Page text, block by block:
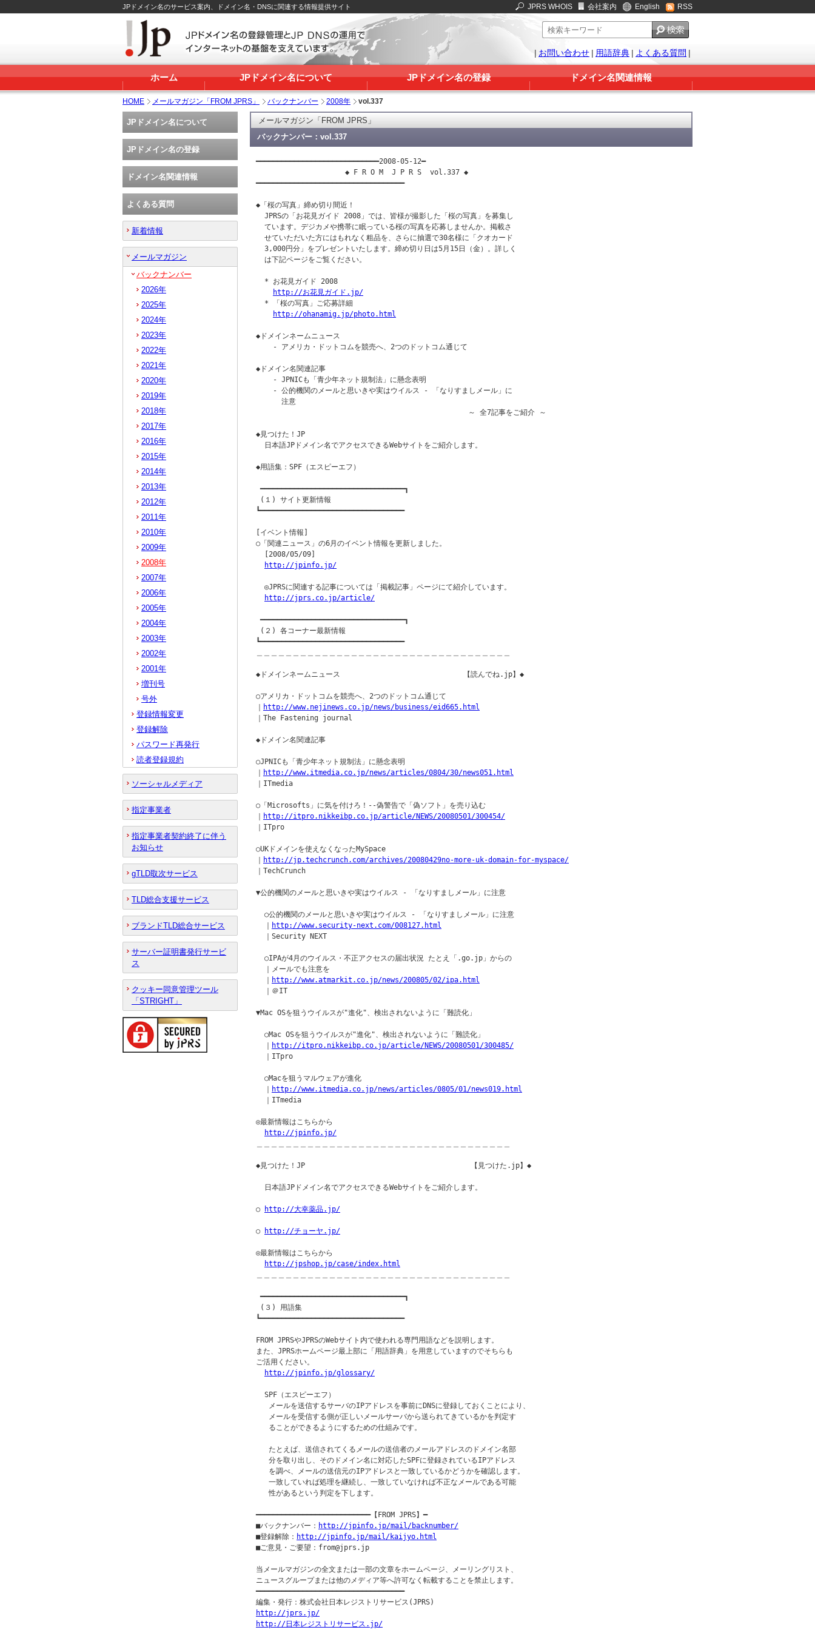
JPドメイン名のサービス案内、ドメイン名・DNSに関連する情報提供サイト JPRS WHOIS 会社案内 English RSS
| お問い合わせ | 用語辞典 | よくある質問 |
ホーム JPドメイン名について JPドメイン名の登録 ドメイン名関連情報
HOME メールマガジン「FROM JPRS」 バックナンバー 2008年 vol.337
メールマガジン「FROM JPRS」
バックナンバー：vol.337
━━━━━━━━━━━━━━━━━━━━━━━━━━━━━2008-05-12━
                     ◆ F R O M  J P R S  vol.337 ◆
━━━━━━━━━━━━━━━━━━━━━━━━━━━━━━━━━━━
◆「桜の写真」締め切り間近！
  JPRSの「お花見ガイド 2008」では、皆様が撮影した「桜の写真」を募集し
  ています。デジカメや携帯に眠っている桜の写真を応募しませんか。掲載さ
  せていただいた方にはもれなく粗品を、さらに抽選で30名様に「クオカード
  3,000円分」をプレゼントいたします。締め切り日は5月15日（金）。詳しく
  は下記ページをご覧ください。
  * お花見ガイド 2008
http://お花見ガイド.jp/
  * 「桜の写真」ご応募詳細
http://ohanamig.jp/photo.html
◆ドメインネームニュース
    - アメリカ・ドットコムを競売へ、2つのドットコム通じて
◆ドメイン名関連記事
    - JPNICも「青少年ネット規制法」に懸念表明
    - 公的機関のメールと思いきや実はウイルス - 「なりすましメール」に
      注意
                                                  ～ 全7記事をご紹介 ～
◆見つけた！JP
  日本語JPドメイン名でアクセスできるWebサイトをご紹介します。
◆用語集：SPF（エスピーエフ）
━━━━━━━━━━━━━━━━━━━━━━━━━━━━━━━━━━┓
(１) サイト更新情報
┗━━━━━━━━━━━━━━━━━━━━━━━━━━━━━━━━━━
[イベント情報]
○「関連ニュース」の6月のイベント情報を更新しました。
  [2008/05/09]
http://jpinfo.jp/
  ◎JPRSに関連する記事については「掲載記事」ページにて紹介しています。
http://jprs.co.jp/article/
━━━━━━━━━━━━━━━━━━━━━━━━━━━━━━━━━━┓
(２) 各コーナー最新情報
┗━━━━━━━━━━━━━━━━━━━━━━━━━━━━━━━━━━
◆ドメインネームニュース                             【読んでね.jp】◆
○アメリカ・ドットコムを競売へ、2つのドットコム通じて
http://www.nejinews.co.jp/news/business/eid665.html
｜The Fastening journal
◆ドメイン名関連記事
○JPNICも「青少年ネット規制法」に懸念表明
http://www.itmedia.co.jp/news/articles/0804/30/news051.html
｜ITmedia
○「Microsofts」に気を付けろ！--偽警告で「偽ソフト」を売り込む
http://itpro.nikkeibp.co.jp/article/NEWS/20080501/300454/
｜ITpro
○UKドメインを使えなくなったMySpace
http://jp.techcrunch.com/archives/20080429no-more-uk-domain-for-myspace/
｜TechCrunch
▼公的機関のメールと思いきや実はウイルス - 「なりすましメール」に注意
  ○公的機関のメールと思いきや実はウイルス - 「なりすましメール」に注意
http://www.security-next.com/008127.html
  ｜Security NEXT
  ○IPAが4月のウイルス・不正アクセスの届出状況 たとえ「.go.jp」からの
  ｜メールでも注意を
http://www.atmarkit.co.jp/news/200805/02/ipa.html
  ｜＠IT
▼Mac OSを狙うウイルスが"進化"、検出されないように「難読化」
  ○Mac OSを狙うウイルスが"進化"、検出されないように「難読化」
http://itpro.nikkeibp.co.jp/article/NEWS/20080501/300485/
  ｜ITpro
  ○Macを狙うマルウェアが進化
http://www.itmedia.co.jp/news/articles/0805/01/news019.html
  ｜ITmedia
◎最新情報はこちらから
http://jpinfo.jp/
◆見つけた！JP                                       【見つけた.jp】◆
  日本語JPドメイン名でアクセスできるWebサイトをご紹介します。
○ http://大幸薬品.jp/
○ http://チョーヤ.jp/
◎最新情報はこちらから
http://jpshop.jp/case/index.html
━━━━━━━━━━━━━━━━━━━━━━━━━━━━━━━━━━┓
(３) 用語集
┗━━━━━━━━━━━━━━━━━━━━━━━━━━━━━━━━━━
FROM JPRSやJPRSのWebサイト内で使われる専門用語などを説明します。
また、JPRSホームページ最上部に「用語辞典」を用意していますのでそちらも
ご活用ください。
http://jpinfo.jp/glossary/
  SPF（エスピーエフ）
   メールを送信するサーバのIPアドレスを事前にDNSに登録しておくことにより、
   メールを受信する側が正しいメールサーバから送られてきているかを判定す
   ることができるようにするための仕組みです。
   たとえば、送信されてくるメールの送信者のメールアドレスのドメイン名部
   分を取り出し、そのドメイン名に対応したSPFに登録されているIPアドレス
   を調べ、メールの送信元のIPアドレスと一致しているかどうかを確認します。
   一致していれば処理を継続し、一致していなければ不正なメールである可能
   性があるという判定を下します。
━━━━━━━━━━━━━━━━━━━━━━━━━━━【FROM JPRS】━
■バックナンバー： http://jpinfo.jp/mail/backnumber/
■登録解除： http://jpinfo.jp/mail/kaijyo.html
■ご意見・ご要望：from@jprs.jp
当メールマガジンの全文または一部の文章をホームページ、メーリングリスト、
ニュースグループまたは他のメディア等へ許可なく転載することを禁止します。
━━━━━━━━━━━━━━━━━━━━━━━━━━━━━━━━━━━
http://jprs.jp/
http://日本レジストリサービス.jp/
JPドメイン名について
JPドメイン名の登録
ドメイン名関連情報
よくある質問
新着情報
メールマガジン
バックナンバー
2026年
2025年
2024年
2023年
2022年
2021年
2020年
2019年
2018年
2017年
2016年
2015年
2014年
2013年
2012年
2011年
2010年
2009年
2008年
2007年
2006年
2005年
2004年
2003年
2002年
2001年
増刊号
号外
登録情報変更
登録解除
パスワード再発行
読者登録規約
ソーシャルメディア
指定事業者
指定事業者契約終了に伴う
お知らせ
gTLD取次サービス
TLD総合支援サービス
ブランドTLD総合サービス
サーバー証明書発行サービ
ス
クッキー同意管理ツール
「STRIGHT」